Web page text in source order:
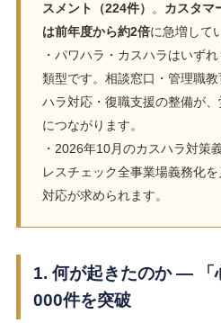
スメント（224件）
。 カスタマ
は前年度から約2倍に急増して
・パワハラ・カスハラはいず
類型です。相談窓口・管理職
ハラ対応・復職支援の整備が
につながります。
・2026年10月のカスハラ対策
レスチェック全事業場義務化
対応が求められます。
1. 何が起きたのか ― 「
000件を突破